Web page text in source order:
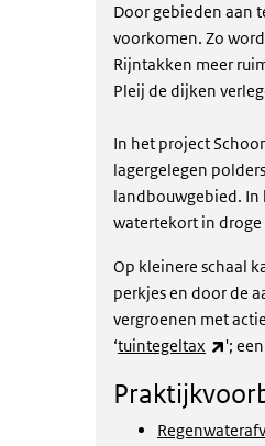
Door gebieden aan
voorkomen. Zo
Rijntakken meer
Pleij de dijken
In het project
lagergelegen
landbouwgebied. In
watertekort in
Op kleinere schaal
perkjes en door de
vergroenen met
‘tuintegeltax ';